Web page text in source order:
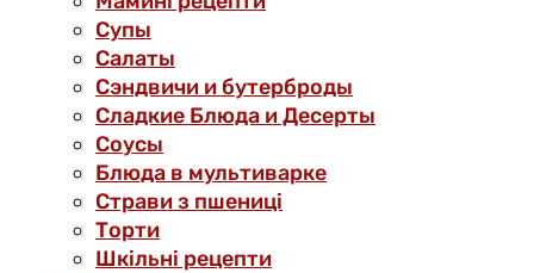
Супы
Салаты
Сэндвичи и бутерброды
Сладкие Блюда и Десерты
Соусы
Блюда в мультиварке
Страви з пшениці
Торти
Шкільні рецепти